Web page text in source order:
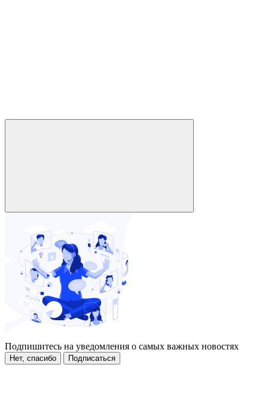
Подпишитесь на уведомления о самых важных новостях
Нет, спасибо Подписаться